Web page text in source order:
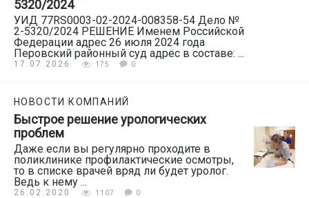
17.07.2026 175 0
5320/2024
УИД 77RS0003-02-2024-008358-54 Дело №
2-5320/2024 РЕШЕНИЕ Именем Российской
Федерации адрес 26 июля 2024 года
Перовский районный суд адрес в составе: ...
НОВОСТИ КОМПАНИЙ
26.02.2020 1107 0
Быстрое решение урологических
проблем
Даже если вы регулярно проходите в
поликлинике профилактические осмотры,
то в списке врачей вряд ли будет уролог.
Ведь к нему ...